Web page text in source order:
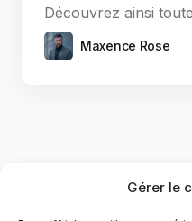
Gérer le
Découvrez ainsi
Maxence Rose